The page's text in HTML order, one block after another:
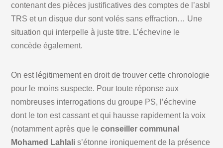
contenant des pièces justificatives des comptes de l’asbl
TRS et un disque dur sont volés sans effraction… Une
situation qui interpelle à juste titre. L’échevine le
concède également.
On est légitimement en droit de trouver cette chronologie
pour le moins suspecte. Pour toute réponse aux
nombreuses interrogations du groupe PS, l’échevine
dont le ton est cassant et qui hausse rapidement la voix
(notamment après que leconseiller communal
Mohamed Lahlali s’étonne ironiquement de la présence